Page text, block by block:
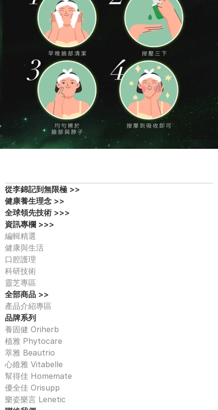
從李錦記到無限極 >>
健康養生理念 >>
全球領先技術 >>>
資訊專欄 >>>
編輯精選
健康與生活
口腔護理
科研技術
靈芝專區
全部商品 >>
產品介紹專區
品牌系列
養固健 Oriherb
植雅 Phytocare
萃雅 Beautrio
心維雅 Vitabelle
幫得佳 Homemate
優全佳 Orisupp
樂姿樂言 Lenetic